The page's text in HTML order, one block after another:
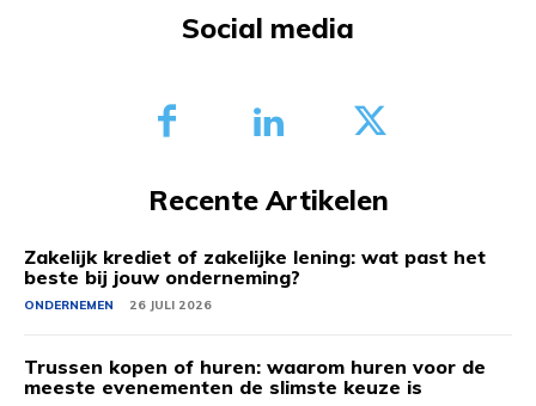
Social media
Recente Artikelen
Zakelijk krediet of zakelijke lening: wat past het
beste bij jouw onderneming?
ONDERNEMEN 26 JULI 2026
Trussen kopen of huren: waarom huren voor de
meeste evenementen de slimste keuze is